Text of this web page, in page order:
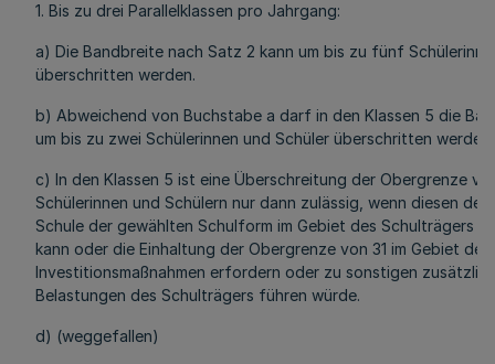
1. Bis zu drei Parallelklassen pro Jahrgang:
a) Die Bandbreite nach Satz 2 kann um bis zu fünf
überschritten werden.
b) Abweichend von Buchstabe a darf in den Klassen 5 die
um bis zu zwei Schülerinnen und Schüler überschritten werden.
c) In den Klassen 5 ist eine Überschreitung der Obergrenze
Schülerinnen und Schülern nur dann zulässig, wenn diesen der
Schule der gewählten Schulform im Gebiet des Schulträgers
kann oder die Einhaltung der Obergrenze von 31 im Gebiet
Investitionsmaßnahmen erfordern oder zu sonstigen
Belastungen des Schulträgers führen würde.
d) (weggefallen)